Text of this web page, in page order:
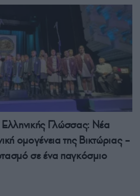
Γλώσσας: Νέα
ομογένεια της Βικτώριας –
σε ένα παγκόσμιο